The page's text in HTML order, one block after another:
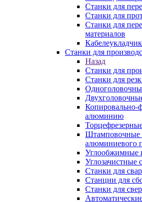
Станки для
Станки для
Станки для
материалов
Станки для
Назад
Станки для
Станки для
Копировально-
алюминию
Штамповочные
алюминиевого
Углообжимные
Углозачистные
Станки для
Станции для
Станки для